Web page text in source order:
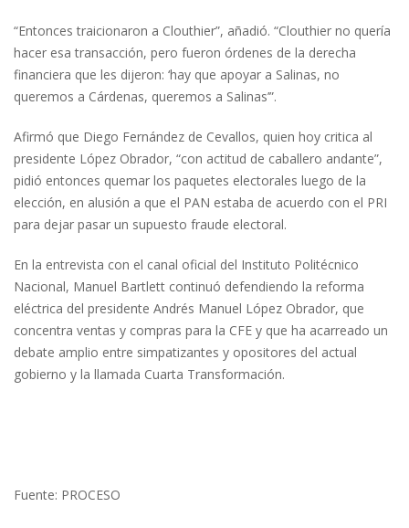
“Entonces traicionaron a Clouthier”, añadió. “Clouthier no quería
hacer esa transacción, pero fueron órdenes de la derecha
financiera que les dijeron: ‘hay que apoyar a Salinas, no
queremos a Cárdenas, queremos a Salinas’”.
Afirmó que Diego Fernández de Cevallos, quien hoy critica al
presidente López Obrador, “con actitud de caballero andante”,
pidió entonces quemar los paquetes electorales luego de la
elección, en alusión a que el PAN estaba de acuerdo con el PRI
para dejar pasar un supuesto fraude electoral.
En la entrevista con el canal oficial del Instituto Politécnico
Nacional, Manuel Bartlett continuó defendiendo la reforma
eléctrica del presidente Andrés Manuel López Obrador, que
concentra ventas y compras para la CFE y que ha acarreado un
debate amplio entre simpatizantes y opositores del actual
gobierno y la llamada Cuarta Transformación.
Fuente: PROCESO